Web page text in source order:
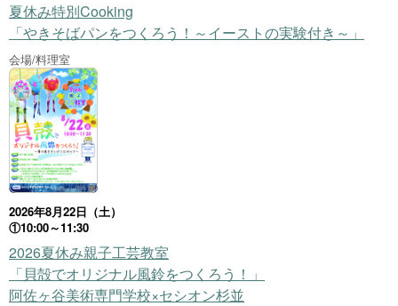
夏休み特別Cooking
「やきそばパンをつくろう！～イーストの実験付き～」
会場/料理室
2026年8月22日（土）
①10:00～11:30
2026夏休み親子工芸教室
「貝殻でオリジナル風鈴をつくろう！」
阿佐ヶ谷美術専門学校×セシオン杉並